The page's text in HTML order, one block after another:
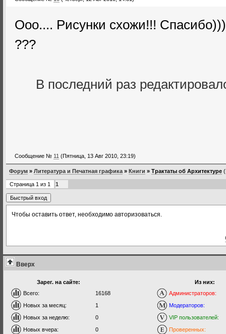
Ooo.... Рисунки схожи!!!
???
В последний раз
Сообщение № 11 (Пятница, 13 Авг 2010, 23:19)
Форум » Литература и Печатная графика » Книги » Трактаты об Архитектуре
Страница 1 из 1 1
Чтобы оставить ответ, необходимо авторизоваться.
Вверх
Зарег. на сайте:
Всего:
16168
Новых за месяц:
1
Новых за неделю:
0
Новых вчера:
0
Из них:
Администраторов:
Модераторов:
VIP пользователей:
Проверенных: